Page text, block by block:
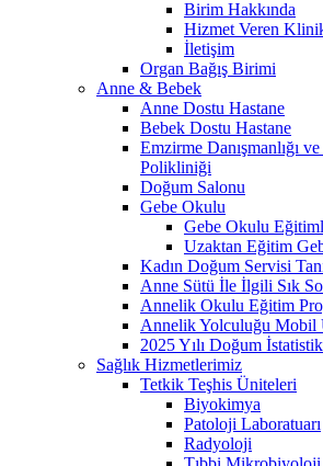
Birim Hakkında
Hizmet Veren
İletişim
Organ Bağış Birimi
Anne & Bebek
Anne Dostu Hastane
Bebek Dostu Hastane
Emzirme Danışmanlığı
Polikliniği
Doğum Salonu
Gebe Okulu
Gebe Okulu
Uzaktan Eğitim
Kadın Doğum Servisi
Anne Sütü İle İlgili Sık
Annelik Okulu Eğitim
Annelik Yolculuğu Mobil
2025 Yılı Doğum
Sağlık Hizmetlerimiz
Tetkik Teşhis Üniteleri
Biyokimya
Patoloji Laboratuarı
Radyoloji